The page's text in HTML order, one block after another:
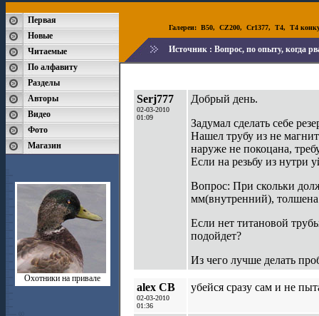
Первая
Новые
Читаемые
По алфавиту
Разделы
Авторы
Видео
Фото
Магазин
Охотники на привале
Галереи: B50, CZ200, Cr1377, T4, T4
Источник : Вопрос, по опыту, когда
Serj777
02-03-2010
01:09
Добрый день.
Задумал сделать себе
Нашел трубу из не
наруже не покоцана,
Если на резьбу из нутри
Вопрос: При скольки
мм(внутренний),
Если нет титановой
подойдет?
Из чего лучше делать
alex CB
02-03-2010
01:36
убейся сразу сам и не